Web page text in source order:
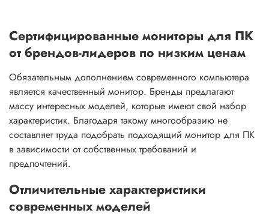
Сертифицированные мониторы для ПК
от брендов-лидеров по низким ценам
Обязательным дополнением современного компьютера
является качественный монитор. Бренды предлагают
массу интересных моделей, которые имеют свой набор
характеристик. Благодаря такому многообразию не
составляет труда подобрать подходящий монитор для ПК
в зависимости от собственных требований и
предпочтений.
Отличительные характеристики
современных моделей